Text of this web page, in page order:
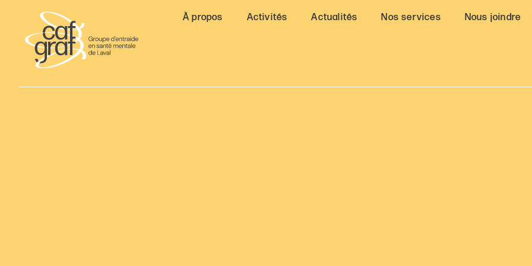
À propos Activités Actualités Nos services Nous joindre